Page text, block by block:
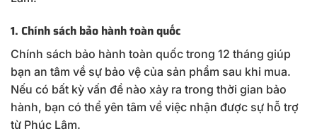
1. Chính sách bảo hành toàn quốc
Chính sách bảo hành toàn quốc trong 12 tháng giúp
bạn an tâm về sự bảo vệ của sản phẩm sau khi mua.
Nếu có bất kỳ vấn đề nào xảy ra trong thời gian bảo
hành, bạn có thể yên tâm về việc nhận được sự hỗ trợ
từ Phúc Lâm.